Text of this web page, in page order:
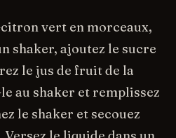
vert en morceaux,
shaker, ajoutez le sucre
le jus de fruit de la
au shaker et remplissez
le shaker et secouez